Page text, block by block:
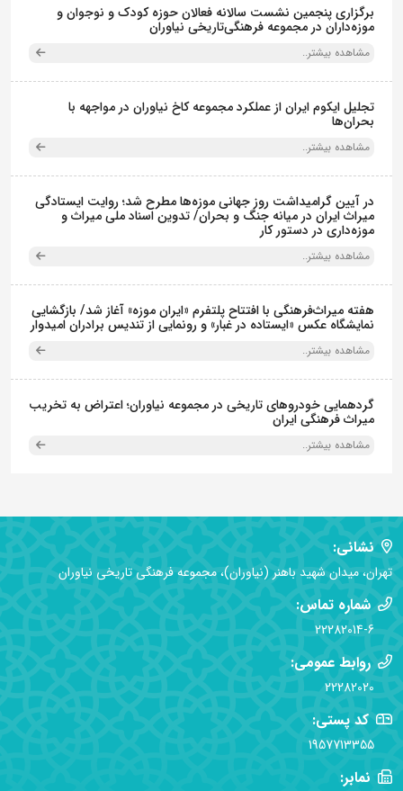
برگزاری پنجمین نشست سالانه فعالان حوزه کودک و نوجوان و
موزه‌داران در مجموعه فرهنگی‌تاریخی نیاوران
مشاهده بیشتر..
تجلیل ایکوم ایران از عملکرد مجموعه کاخ نیاوران در مواجهه با
بحران‌ها
مشاهده بیشتر..
در آیین گرامیداشت روز جهانی موزه‌ها مطرح شد؛ روایت ایستادگی
میراث ایران در میانه جنگ و بحران/ تدوین اسناد ملی میراث و
موزه‌داری در دستور کار
مشاهده بیشتر..
هفته میراث‌فرهنگی با افتتاح پلتفرم «ایران موزه» آغاز شد/ بازگشایی
نمایشگاه عکس «ایستاده در غبار» و رونمایی از تندیس برادران امیدوار
مشاهده بیشتر..
گردهمایی خودروهای تاریخی در مجموعه نیاوران؛ اعتراض به تخریب
میراث فرهنگی ایران
مشاهده بیشتر..
نشانی:
تهران، میدان شهید باهنر (نیاوران)، مجموعه فرهنگی تاریخی نیاوران
شماره تماس:
22282014-6
روابط عمومی:
22282020
کد پستی:
1957713355
نمابر: